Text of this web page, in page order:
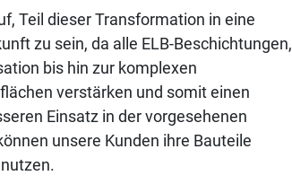
Teil dieser Transformation in eine
zu sein, da alle ELB-Beschichtungen,
bis hin zur komplexen
verstärken und somit einen
Einsatz in der vorgesehenen
unsere Kunden ihre Bauteile